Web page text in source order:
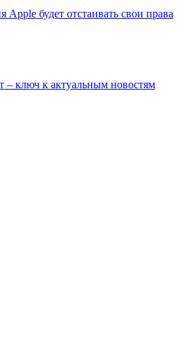
Apple будет отстаивать свои права
– ключ к актуальным новостям